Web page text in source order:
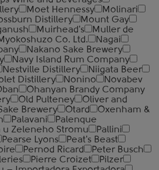
Moet Hennessy
Molinari
Distillery
Mount Gay
Muirhead's
Muller de
Co. Ltd.
Nagai
Nakano Sake Brewery
Navy Island Rum Company
Nestville Distillery
Niigata Beer
Distillery Nonino
Novabev
Ohanyan Brandy Company
Old Pulteney
Oliver and
Brewery Otard
Oxenham &
Palavani
Palenque
u Zeleneho Stromu
Pallini
Pearse Lyons
Peat's Beast
Pernod Ricard
Peter Busch
Pierre Croizet
Pilzer